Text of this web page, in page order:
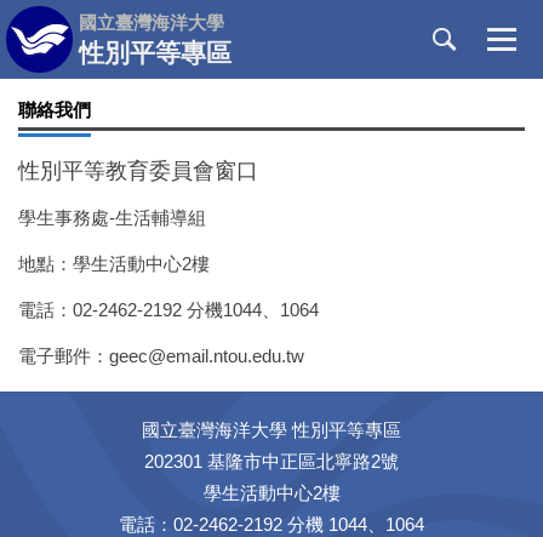
跳
到
主
要
內
區
國立臺灣海洋大學
性別平等專區
聯絡我們
性別平等教育委員會窗口
學生事務處-生活輔導組
地點：學生活動中心2樓
電話：02-2462-2192 分機1044、1064
電子郵件：geec@email.ntou.edu.tw
國立臺灣海洋大學 性別平等專區
202301 基隆市中正區北寧路2號
學生活動中心2樓
電話：02-2462-2192 分機 1044、1064